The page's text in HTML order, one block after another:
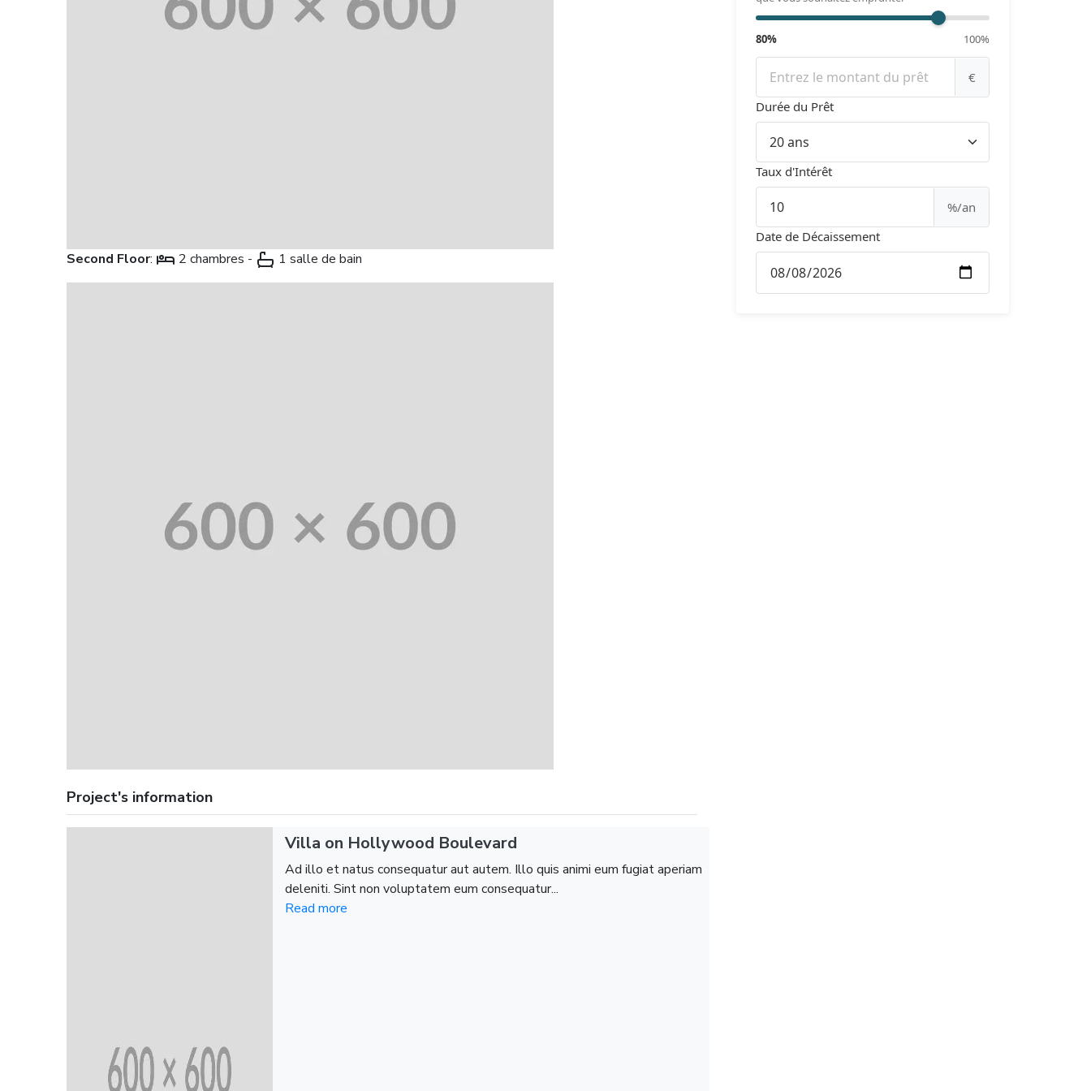
Second Floor: 2 chambres - 1 salle de bain
Project's information
Villa on Hollywood Boulevard
Ad illo et natus consequatur aut autem. Illo quis animi eum fugiat aperiam
deleniti. Sint non voluptatem eum consequatur...
Read more
80% 100%
€
Durée du Prêt
Taux d'Intérêt
%/an
Date de Décaissement